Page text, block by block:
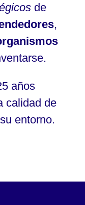
de
,
años
calidad de
entorno.